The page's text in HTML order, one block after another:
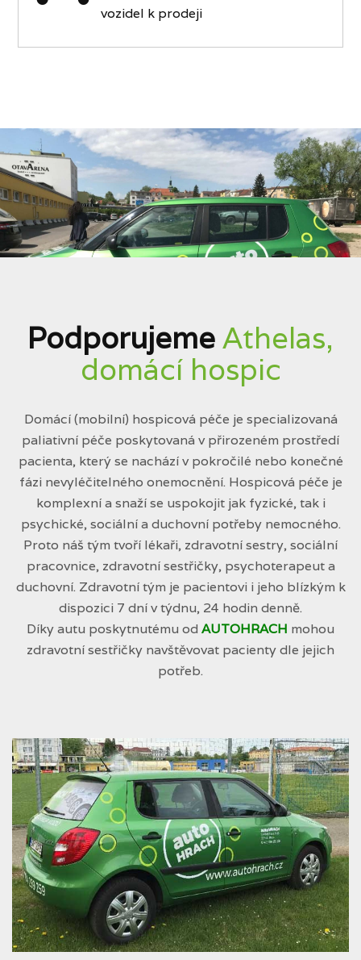
vozidel k prodeji
PodporujemeAthelas,
domácí hospic
Domácí (mobilní) hospicová péče je specializovaná
paliativní péče poskytovaná v přirozeném prostředí
pacienta, který se nachází v pokročilé nebo konečné
fázi nevyléčitelného onemocnění. Hospicová péče je
komplexní a snaží se uspokojit jak fyzické, tak i
psychické, sociální a duchovní potřeby nemocného.
Proto náš tým tvoří lékaři, zdravotní sestry, sociální
pracovnice, zdravotní sestřičky, psychoterapeut a
duchovní. Zdravotní tým je pacientovi i jeho blízkým k
dispozici 7 dní v týdnu, 24 hodin denně.
Díky autu poskytnutému od AUTOHRACH mohou
zdravotní sestřičky navštěvovat pacienty dle jejich
potřeb.